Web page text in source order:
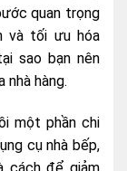
quan trọng
và tối ưu hóa
sao bạn nên
nhà hàng.
một phần chi
cụ nhà bếp,